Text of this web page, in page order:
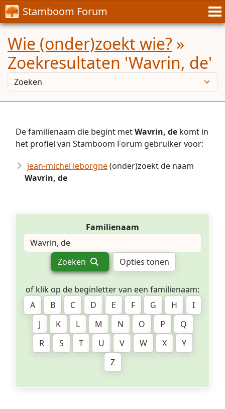
Stamboom Forum
Wie (onder)zoekt wie? »
Zoekresultaten 'Wavrin, de'
De familienaam die begint metWavrin, de komt in
het profiel van Stamboom Forum gebruiker voor:
jean-michel leborgne(onder)zoekt de naam
Wavrin, de
Familienaam
Zoeken Opties tonen
of klik op de beginletter van een familienaam:
A
B C D E F G H
I
J
K L M N O P
Q
R
S T U V W X
Y
Z